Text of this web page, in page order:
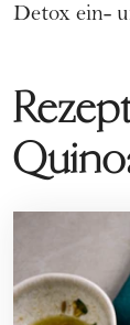
Detox ein-